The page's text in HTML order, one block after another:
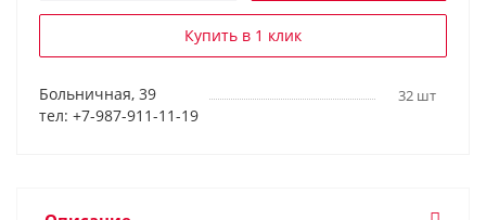
Купить в 1 клик
Больничная, 39
тел: +7-987-911-11-19
32 шт